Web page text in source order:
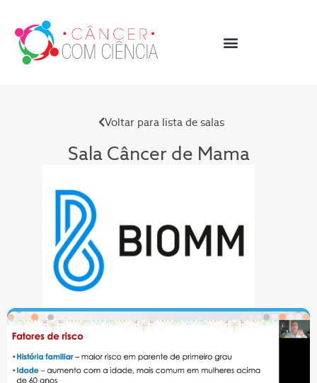
Voltar para lista de salas
Sala Câncer de Mama